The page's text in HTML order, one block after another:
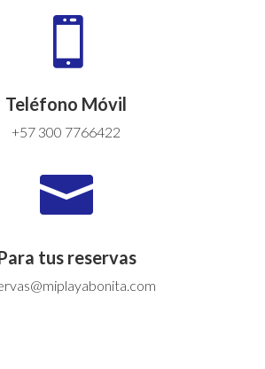

Teléfono Móvil
+57 300 7766422

tus reservas